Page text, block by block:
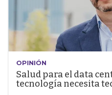
OPINIÓN
Salud para el data
tecnología necesita